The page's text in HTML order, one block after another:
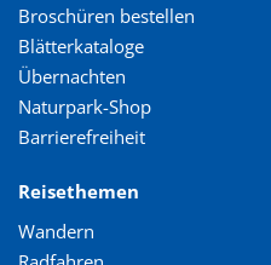
Broschüren bestellen
Blätterkataloge
Übernachten
Naturpark-Shop
Barrierefreiheit
Reisethemen
Wandern